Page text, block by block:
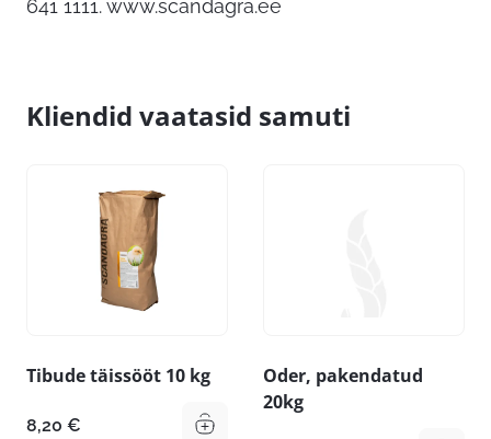
641 1111. www.scandagra.ee
Kliendid vaatasid samuti
Tibude täissööt 10 kg
8,20 €
Oder, pakendatud
20kg